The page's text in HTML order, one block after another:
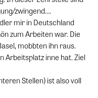
zwingend….
mir in Deutschland
zum Arbeiten war. Die
mobbten ihn raus.
Arbeitsplatz inne hat. Ziel
Stellen) ist also voll